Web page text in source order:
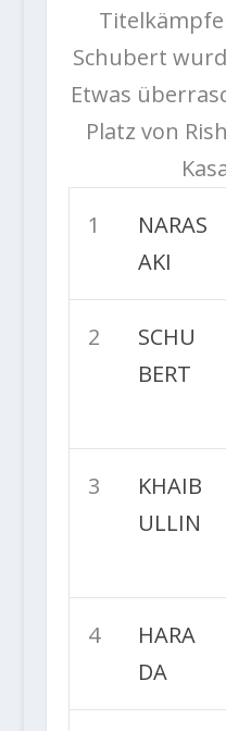
Schubert
Etwas
Platz von
1
NARAS
AKI
2
SCHU
BERT
3
KHAIB
ULLIN
4
HARA
DA